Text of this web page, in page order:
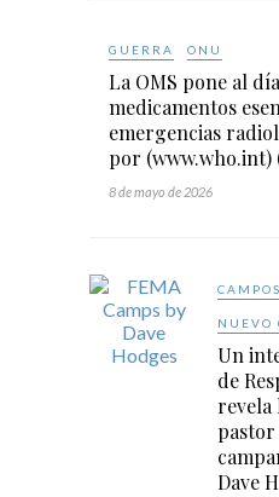
GUERRA ONU
La OMS pone al
medicamentos
emergencias
por (www.who.int)
8 de mayo de 2026
NUEVO
Un
de
revela
Dave